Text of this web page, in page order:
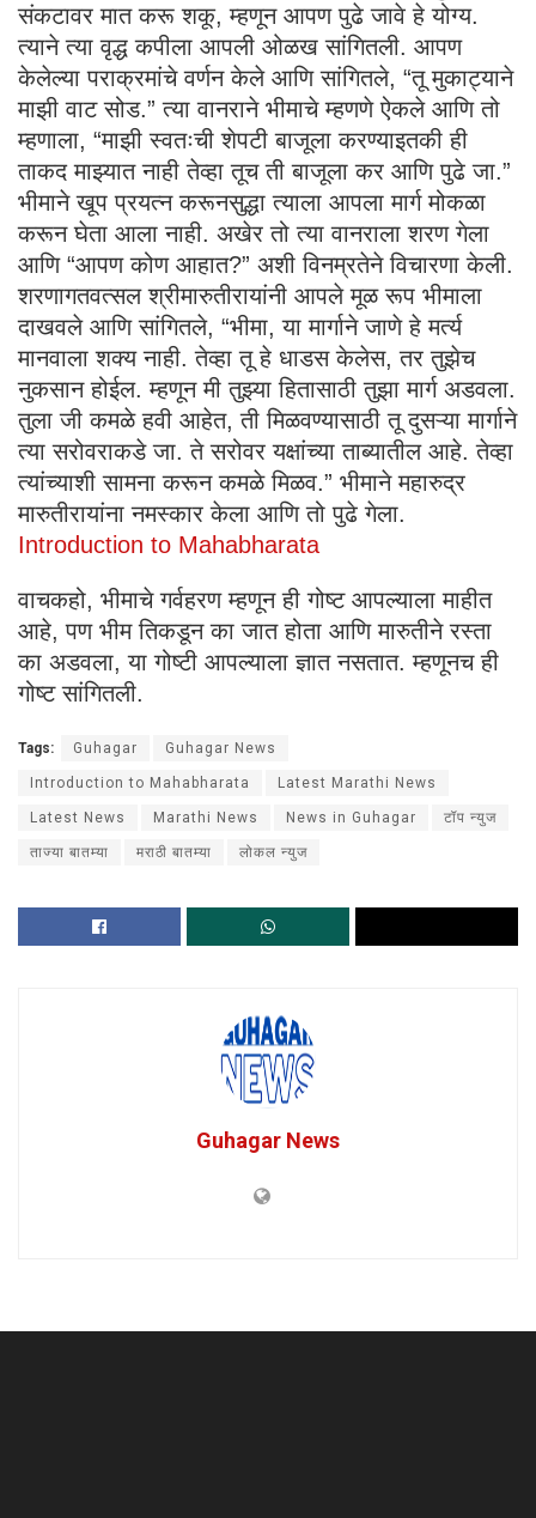
संकटावर मात करू शकू, म्हणून आपण पुढे जावे हे योग्य.
त्याने त्या वृद्ध कपीला आपली ओळख सांगितली. आपण
केलेल्या पराक्रमांचे वर्णन केले आणि सांगितले, “तू मुकाट्याने
माझी वाट सोड.” त्या वानराने भीमाचे म्हणणे ऐकले आणि तो
म्हणाला, “माझी स्वतःची शेपटी बाजूला करण्याइतकी ही
ताकद माझ्यात नाही तेव्हा तूच ती बाजूला कर आणि पुढे जा.”
भीमाने खूप प्रयत्न करूनसुद्धा त्याला आपला मार्ग मोकळा
करून घेता आला नाही. अखेर तो त्या वानराला शरण गेला
आणि “आपण कोण आहात?” अशी विनम्रतेने विचारणा केली.
शरणागतवत्सल श्रीमारुतीरायांनी आपले मूळ रूप भीमाला
दाखवले आणि सांगितले, “भीमा, या मार्गाने जाणे हे मर्त्य
मानवाला शक्य नाही. तेव्हा तू हे धाडस केलेस, तर तुझेच
नुकसान होईल. म्हणून मी तुझ्या हितासाठी तुझा मार्ग अडवला.
तुला जी कमळे हवी आहेत, ती मिळवण्यासाठी तू दुसऱ्या मार्गाने
त्या सरोवराकडे जा. ते सरोवर यक्षांच्या ताब्यातील आहे. तेव्हा
त्यांच्याशी सामना करून कमळे मिळव.” भीमाने महारुद्र
मारुतीरायांना नमस्कार केला आणि तो पुढे गेला.
Introduction to Mahabharata
वाचकहो, भीमाचे गर्वहरण म्हणून ही गोष्ट आपल्याला माहीत
आहे, पण भीम तिकडून का जात होता आणि मारुतीने रस्ता
का अडवला, या गोष्टी आपल्याला ज्ञात नसतात. म्हणूनच ही
गोष्ट सांगितली.
Tags: Guhagar Guhagar News
Introduction to Mahabharata Latest Marathi News
Latest News Marathi News News in Guhagar टॉप न्युज
ताज्या बातम्या मराठी बातम्या लोकल न्युज
Guhagar News